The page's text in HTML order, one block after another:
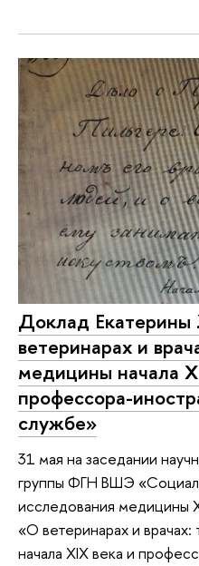
Доклад
ветеринарах и
медицины начала
профессора-
службе»
31 мая на заседании
группы ФГН ВШЭ
исследования медицины
«О ветеринарах и
начала XIX века и